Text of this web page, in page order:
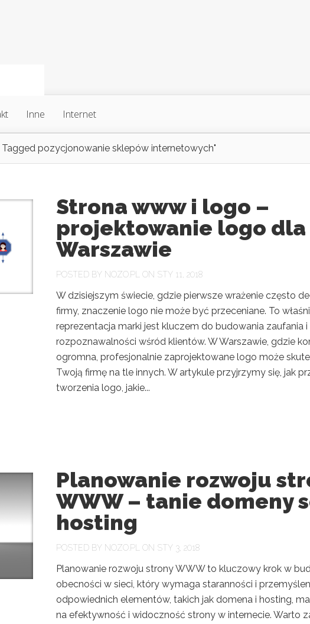
Inne Internet
pozycjonowanie sklepów internetowych"
Strona www i logo –
projektowanie logo dla
Warszawie
POSTED BY NOZO.PL ON STY 11, 2018
W dzisiejszym świecie, gdzie pierwsze wrażenie często
firmy, znaczenie logo nie może być przeceniane. To
reprezentacja marki jest kluczem do budowania zaufania i
rozpoznawalności wśród klientów. W Warszawie, gdzie
ogromna, profesjonalnie zaprojektowane logo może
Twoją firmę na tle innych. W artykule przyjrzymy się, jak
tworzenia logo, jakie...
Planowanie rozwoju
WWW – tanie domeny
hosting
POSTED BY NOZO.PL ON STY 3, 2018
Planowanie rozwoju strony WWW to kluczowy krok w
obecności w sieci, który wymaga staranności i
odpowiednich elementów, takich jak domena i hosting,
na efektywność i widoczność strony w internecie. Warto